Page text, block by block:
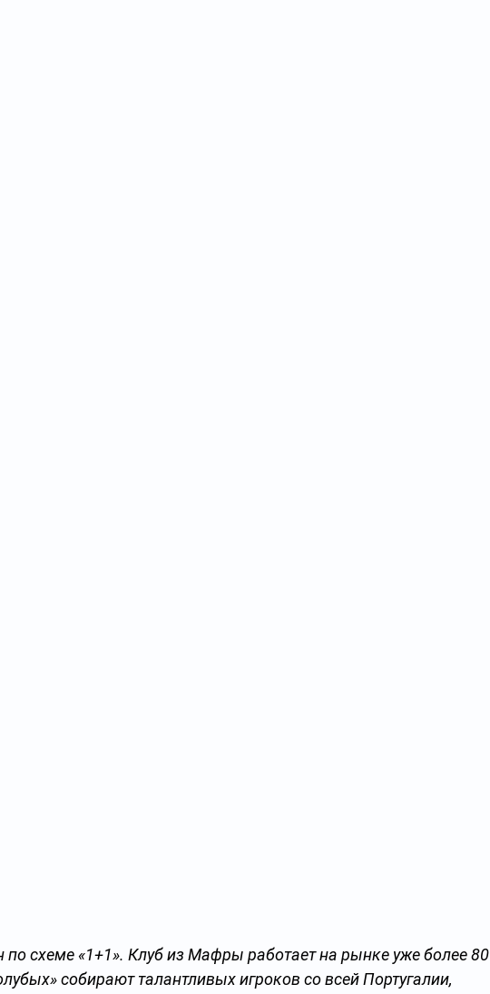
по схеме «1+1». Клуб из Мафры работает на рынке уже более 80
собирают талантливых игроков со всей Португалии,